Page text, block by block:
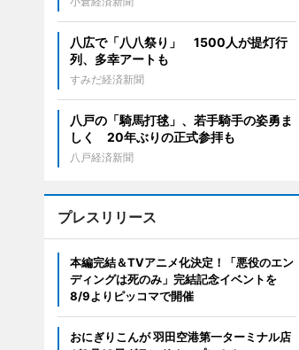
八広で「八八祭り」 1500人が提灯行
列、多幸アートも
すみだ経済新聞
八戸の「騎馬打毬」、若手騎手の姿勇ま
しく 20年ぶりの正式参拝も
八戸経済新聞
プレスリリース
本編完結＆TVアニメ化決定！「悪役のエン
ディングは死のみ」完結記念イベントを
8/9よりピッコマで開催
おにぎりこんが 羽田空港第一ターミナル店